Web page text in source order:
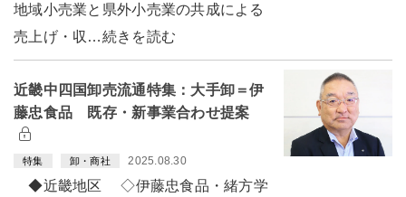
地域小売業と県外小売業の共成による
売上げ・収…続きを読む
近畿中四国卸売流通特集：大手卸＝伊
藤忠食品 既存・新事業合わせ提案
特集 卸・商社 2025.08.30
◆近畿地区 ◇伊藤忠食品・緒方学